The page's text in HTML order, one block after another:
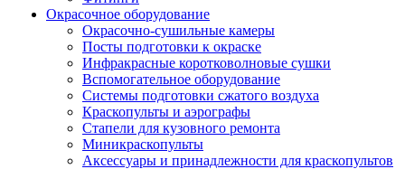
Окрасочное оборудование
Окрасочно-сушильные камеры
Посты подготовки к окраске
Инфракрасные коротковолновые сушки
Вспомогательное оборудование
Системы подготовки сжатого воздуха
Краскопульты и аэрографы
Стапели для кузовного ремонта
Миникраскопульты
Аксессуары и принадлежности для краскопультов